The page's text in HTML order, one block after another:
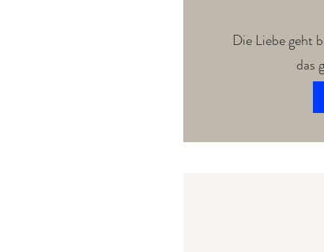
Die Liebe geht
das